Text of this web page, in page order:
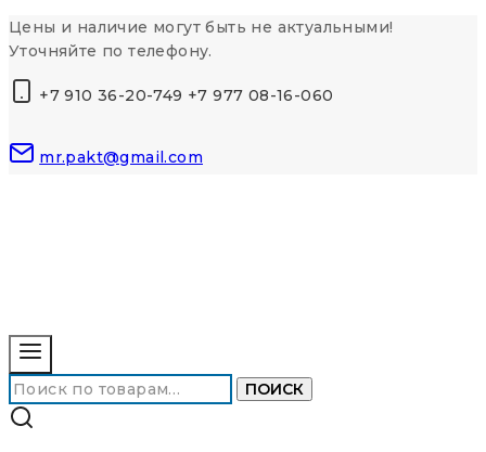
Перейти
к
Цены и наличие могут быть не актуальными!
Уточняйте по телефону.
+7 910 36-20-749 +7 977 08-16-060
mr.pakt@gmail.com
Искать: ПОИСК